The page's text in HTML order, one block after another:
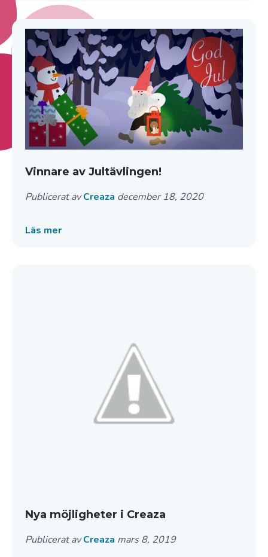
Vinnare av Jultävlingen!
Publicerat avCreaza december 18, 2020
Läs mer
Nya möjligheter i Creaza
Publicerat avCreaza mars 8, 2019